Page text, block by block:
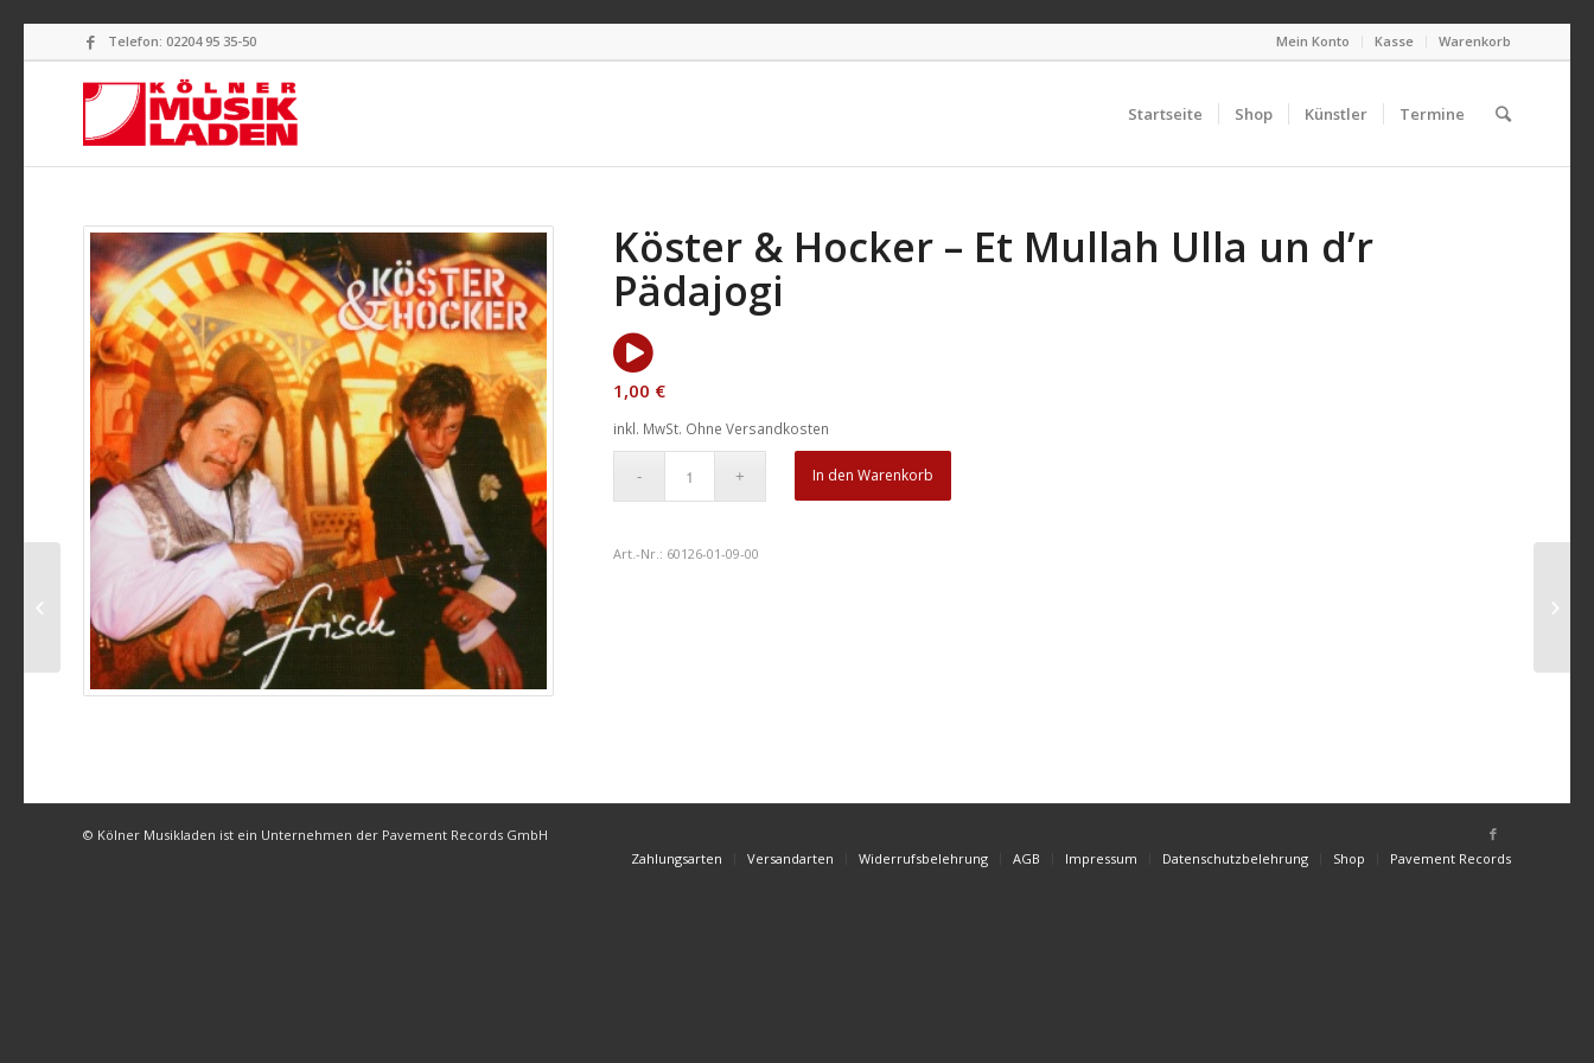
Mein Konto Kasse Warenkorb
Telefon: 02204 95 35-50
Startseite Shop Künstler Termine
Köster & Hocker – Et Mullah Ulla un d’r
Pädajogi
1,00 €
inkl. MwSt. Ohne Versandkosten
In den Warenkorb
Art.-Nr.: 60126-01-09-00
© Kölner Musikladen ist ein Unternehmen der Pavement Records GmbH
Zahlungsarten
Versandarten Widerrufsbelehrung AGB Impressum Datenschutzbelehrung Shop Pavement Records
Die Filue – Papas Furz
(live)